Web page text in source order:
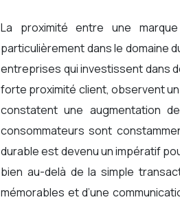
La proximité entre une marque et ses consommateurs est un facteur déterminant de succès,
particulièrement dans le domaine
entreprises qui investissent dans
forte proximité client, observent
constatent une augmentation
consommateurs sont
durable est devenu un impératif
bien au-delà de la simple
mémorables et d’une